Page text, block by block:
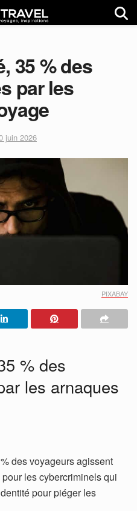
35 % des
par les
juin 2026
PIXABAY
% des
les arnaques
des voyageurs agissent
les cybercriminels qui
pour piéger les